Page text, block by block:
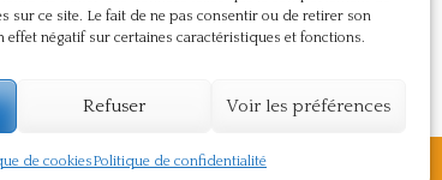
sur ce site. Le fait de ne pas consentir ou de retirer son
effet négatif sur certaines caractéristiques et fonctions.
Refuser Voir les préférences
de cookiesPolitique de confidentialité
Vie du centre